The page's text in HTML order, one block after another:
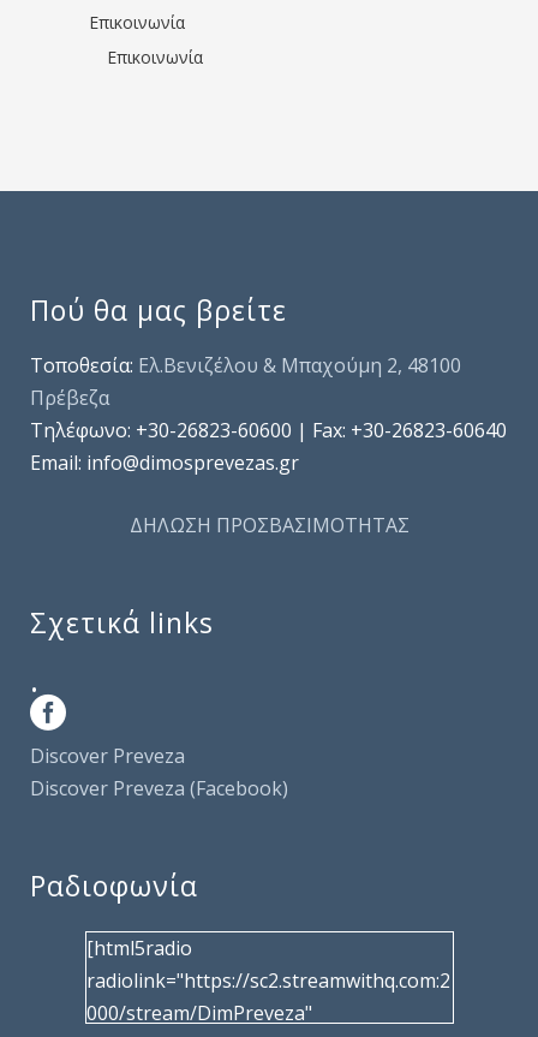
Επικοινωνία
Επικοινωνία
Πού θα μας βρείτε
Τοποθεσία: Ελ.Βενιζέλου & Μπαχούμη 2, 48100
Πρέβεζα
Τηλέφωνo: +30-26823-60600 | Fax: +30-26823-60640
Email: info@dimosprevezas.gr
ΔΗΛΩΣΗ ΠΡΟΣΒΑΣΙΜΟΤΗΤΑΣ
Σχετικά links
.
Discover Preveza
Discover Preveza (Facebook)
Ραδιοφωνία
[html5radio
radiolink="https://sc2.streamwithq.com:2
000/stream/DimPreveza"